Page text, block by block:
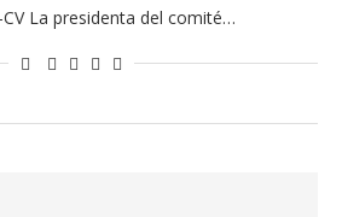
CV La presidenta del comité…